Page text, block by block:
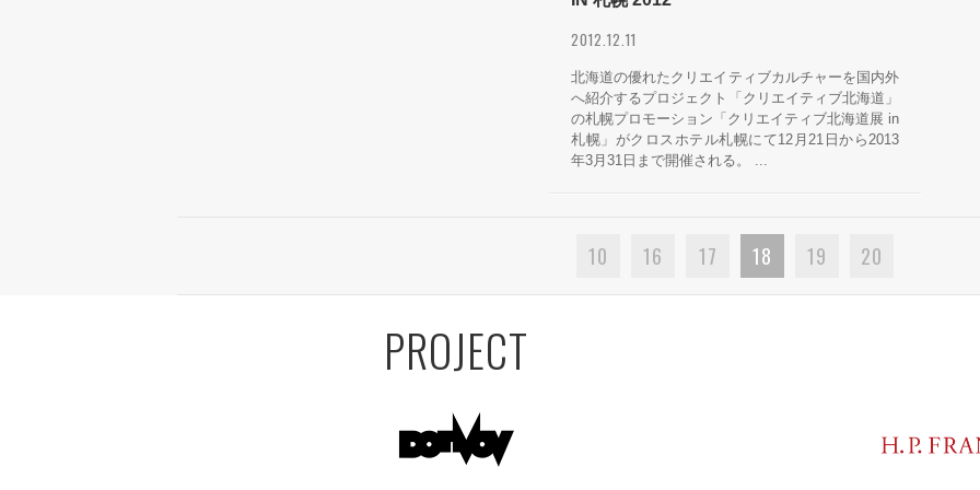
2012.12.11
北海道の優れたクリエイティブカルチャーを国内外
へ紹介するプロジェクト「クリエイティブ北海道」
の札幌プロモーション「クリエイティブ北海道展 in
札幌」がクロスホテル札幌にて12月21日から2013
年3月31日まで開催される。 ...
10 16 17 18 19 20
PROJECT